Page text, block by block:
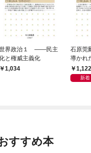
界政治１ ――民主
と権威主義化
1,034
石原
導かれ
1,122
新着
すすめ本